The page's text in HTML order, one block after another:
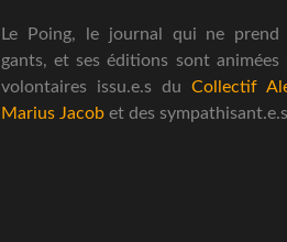
Le Poing, le journal qui ne prend
gants, et ses éditions sont animées
volontaires issu.e.s du Collectif
Marius Jacob et des